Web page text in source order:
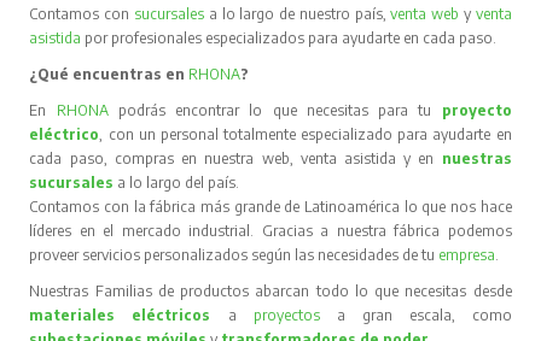
Contamos con sucursales a lo largo de nuestro país,venta web y venta
asistida por profesionales especializados para ayudarte en cada paso.
¿Qué encuentras en RHONA?
En RHONA podrás encontrar lo que necesitas para tu proyecto
eléctrico , con un personal totalmente especializado para ayudarte en
cada paso, compras en nuestra web, venta asistida y en nuestras
sucursales a lo largo del país.
Contamos con la fábrica más grande de Latinoamérica lo que nos hace
líderes en el mercado industrial. Gracias a nuestra fábrica podemos
proveer servicios personalizados según las necesidades de tu empresa
Nuestras Familias de productos abarcan todo lo que necesitas desde
materiales eléctricos
a proyectos
a gran escala, como